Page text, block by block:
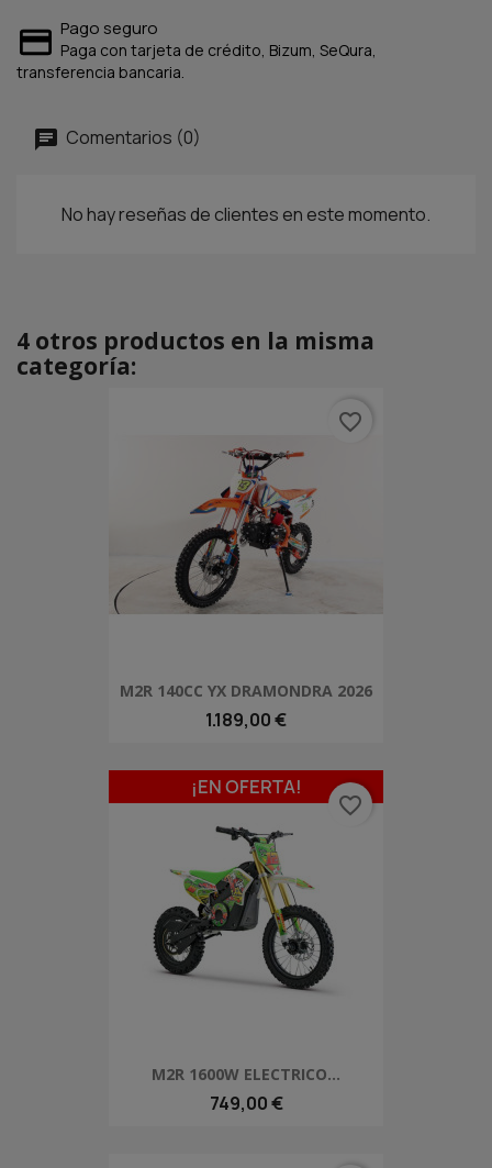
Pago seguro
Paga con tarjeta de crédito, Bizum, SeQura,
transferencia bancaria.
Comentarios (0)
No hay reseñas de clientes en este momento.
4 otros productos en la misma
categoría:
M2R 140CC YX DRAMONDRA 2026
1.189,00 €
favorite_border
M2R 1600W ELECTRICO...
749,00 €
¡EN OFERTA!
favorite_border